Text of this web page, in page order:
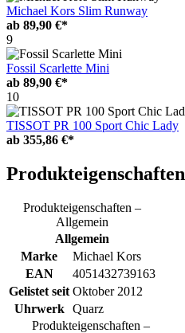
Michael Kors Slim Runway
ab 89,90 €*
9
Fossil Scarlette Mini
ab 89,90 €*
10
TISSOT PR 100 Sport Chic Lady
ab 355,86 €*
Produkteigenschaften
Produkteigenschaften –
Allgemein
Allgemein
Marke
Michael Kors
EAN
4051432739163
Gelistet seit Oktober 2012
Uhrwerk
Quarz
Produkteigenschaften –